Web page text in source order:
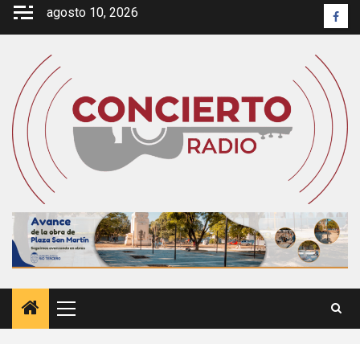
Saltar
agosto 10, 2026
Menú
principal